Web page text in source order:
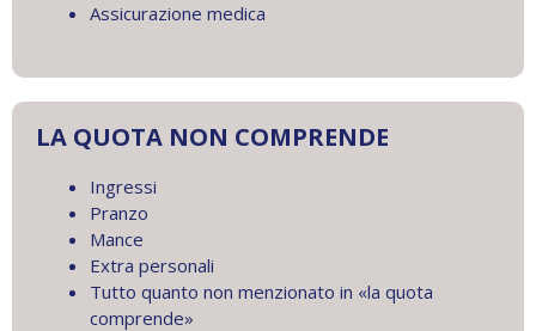
Assicurazione medica
LA QUOTA NON COMPRENDE
Ingressi
Pranzo
Mance
Extra personali
Tutto quanto non menzionato in «la quota
comprende»